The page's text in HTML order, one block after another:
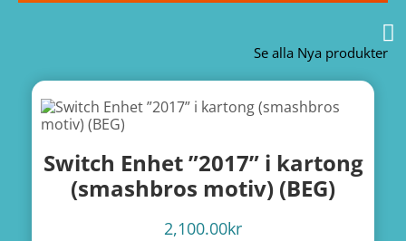
Se alla Nya produkter
Switch Enhet ”2017” i kartong
(smashbros motiv) (BEG)
2,100.00kr